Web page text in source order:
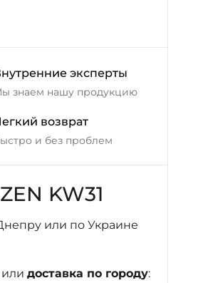
эксперты
знаем нашу продукцию
возврат
и без проблем
KW31
или по Украине
или доставка по городу: